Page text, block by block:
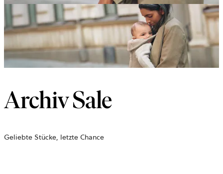
Archiv Sale
Geliebte Stücke, letzte Chance